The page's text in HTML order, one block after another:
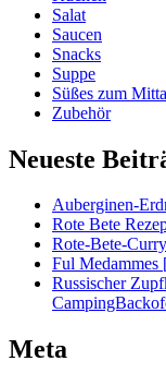
Salat
Saucen
Snacks
Suppe
Süßes zum
Zubehör
Neueste
Auberginen-
Rote Bete
Rote-Bete-
Ful Medammes
Russischer
Meta